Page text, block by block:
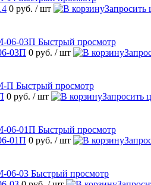
0 руб. / шт Запросить
Быстрый просмотр
03П 0 руб. / шт
Быстрый просмотр
0 руб. / шт Запросить
Быстрый просмотр
01П 0 руб. / шт
Быстрый просмотр